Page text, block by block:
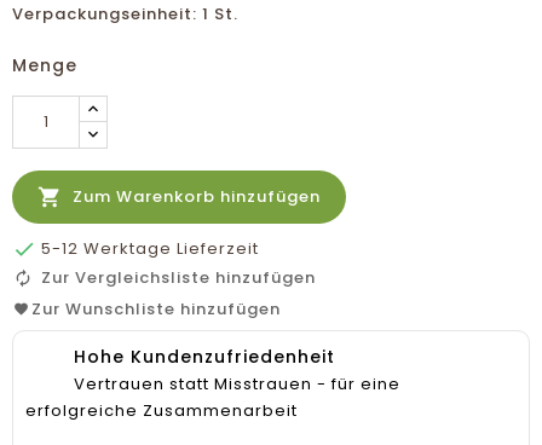
Verpackungseinheit: 1 St.
Menge
 Zum Warenkorb hinzufügen
 5-12 Werktage Lieferzeit
Zur Vergleichsliste hinzufügen
Zur Wunschliste hinzufügen
Hohe Kundenzufriedenheit
Vertrauen statt Misstrauen - für eine
erfolgreiche Zusammenarbeit